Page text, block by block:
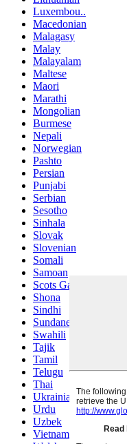
Luxembou..
Macedonian
Malagasy
Malay
Malayalam
Maltese
Maori
Marathi
Mongolian
Burmese
Nepali
Norwegian
Pashto
Persian
Punjabi
Serbian
Sesotho
Sinhala
Slovak
Slovenian
Somali
Samoan
Scots Gaelic
Shona
Sindhi
Sundanese
Swahili
Tajik
Tamil
Telugu
Thai
Ukrainian
Urdu
Uzbek
Vietnamese